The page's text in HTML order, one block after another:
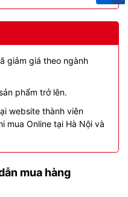
giảm giá theo ngành
phẩm trở lên.
website thành viên
mua Online tại Hà Nội và
mua hàng